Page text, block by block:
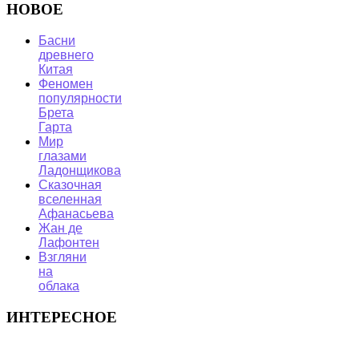
НОВОЕ
Басни
древнего
Китая
Феномен
популярности
Брета
Гарта
Мир
глазами
Ладонщикова
Сказочная
вселенная
Афанасьева
Жан де
Лафонтен
Взгляни
на
облака
ИНТЕРЕСНОЕ